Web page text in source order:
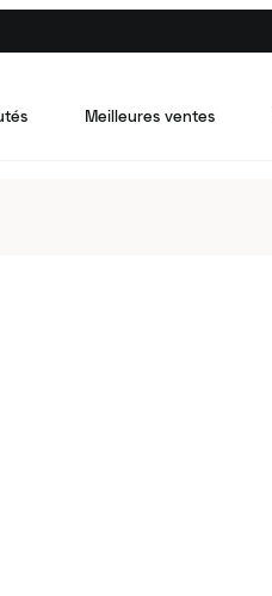
Meilleures ventes